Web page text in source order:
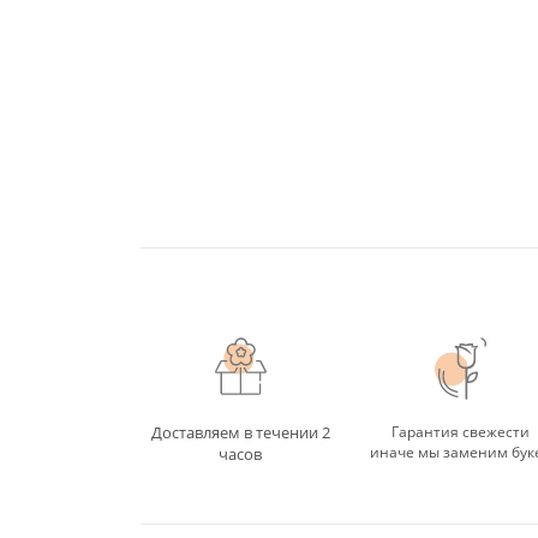
Доставляем в течении 2
часов
Гарантия свежести
иначе мы заменим